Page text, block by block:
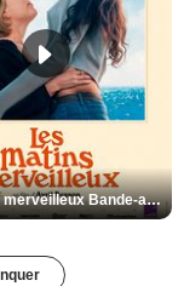
Les Matins merveilleux Bande-annonce VF